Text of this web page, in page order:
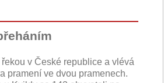
v České republice a vlévá
pramení ve dvou pramenech.